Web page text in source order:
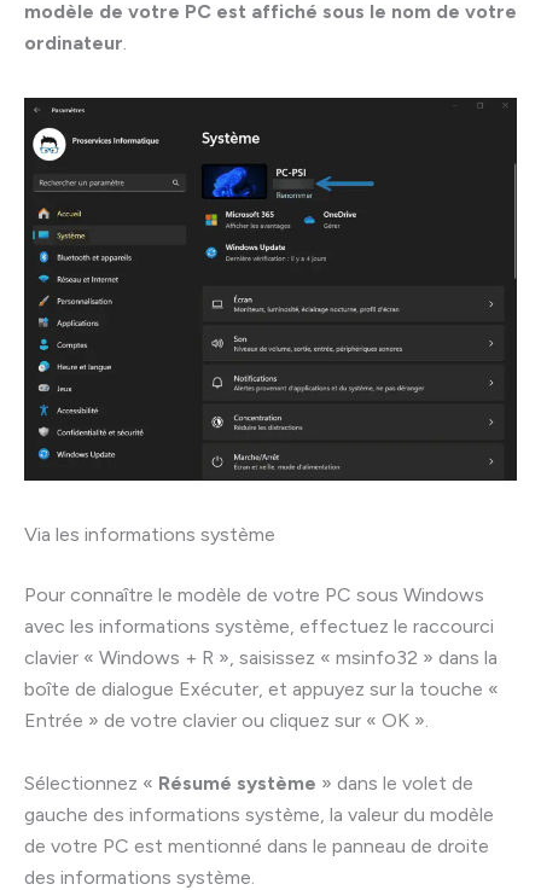
modèle de votre PC est affiché sous le nom de votre
ordinateur.
Via les informations système
Pour connaître le modèle de votre PC sous Windows
avec les informations système, effectuez le raccourci
clavier « Windows + R », saisissez « msinfo32 » dans la
boîte de dialogue Exécuter, et appuyez sur la touche «
Entrée » de votre clavier ou cliquez sur « OK ».
Sélectionnez « Résumé système » dans le volet de
gauche des informations système, la valeur du modèle
de votre PC est mentionné dans le panneau de droite
des informations système.